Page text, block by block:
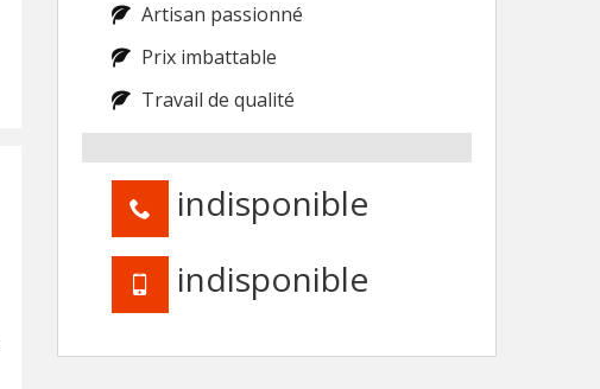
Artisan passionné
Prix imbattable
Travail de qualité
indisponible
indisponible